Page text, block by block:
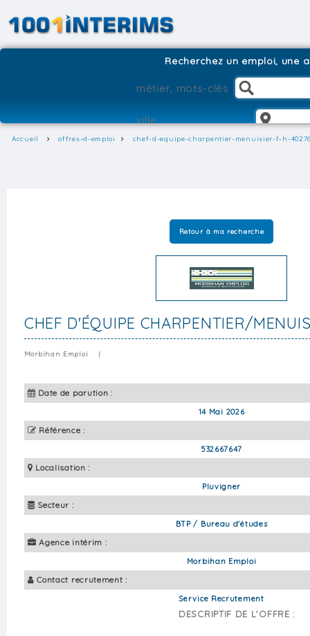
Recherchez un emploi, une
Accueil offres-d-emploi chef-d-equipe-charpentier-menuisier-f-h-
Retour à ma recherche
CHEF D'ÉQUIPE CHARPENTIER/
Morbihan Emploi |
Date de parution :
14 Mai 2026
Référence :
532667647
Localisation :
Pluvigner
Secteur :
BTP / Bureau d'études
Agence intérim :
Morbihan Emploi
Contact recrutement :
Service Recrutement
DESCRIPTIF DE L'OFFRE :